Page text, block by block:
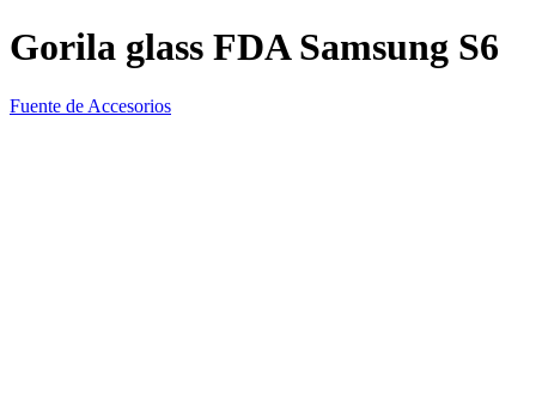
Gorila glass FDA Samsung S6
Fuente de Accesorios